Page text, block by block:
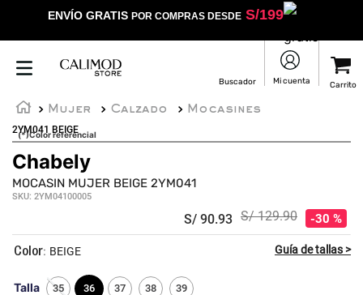
ENVÍO GRATIS POR COMPRAS DESDES/199
Mujer Calzado
Mocasines
2YM041 BEIGE
(*)Color referencial
Chabely
MOCASIN MUJER BEIGE 2YM041
SKU: 2YM04100005
S/ 90.93 S/ 129.90 30 %
Talla 35 36 37 38 39
: BEIGE